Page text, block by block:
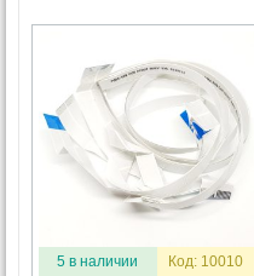
5 в наличии Код: 10010